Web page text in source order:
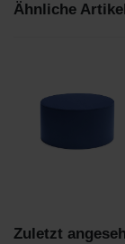
Ähnliche Artikel
Zuletzt